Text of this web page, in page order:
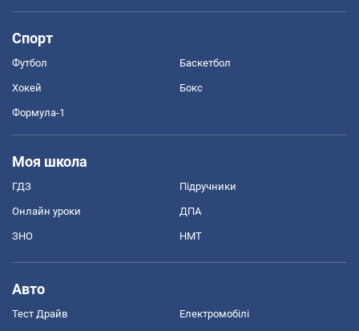
Спорт
Футбол Баскетбол
Хокей Бокс
Формула-1
Моя школа
ГДЗ Підручники
Онлайн уроки ДПА
ЗНО НМТ
Авто
Тест Драйв Електромобілі